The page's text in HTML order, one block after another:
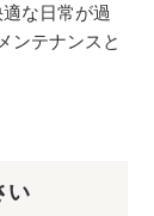
な日常が過
ンテナンスと
い